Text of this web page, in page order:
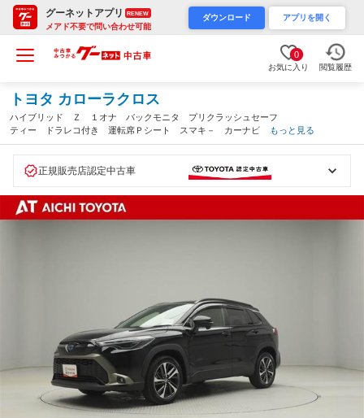
グーネットアプリ RENEW
メアド不要で問い合わせ可能
ダウンロード アプリを開く
0
お気に入り 閲覧履歴
トヨタ カローラクロス
ハイブリッド Ｚ １オナ バックモニタ プリクラッシュセーフ
ティー ドラレコ付き 運転席Ｐシート スマキ－ カーナビ Ｌ
ＥＤヘッドライト 横滑防止装置 イモビ メディアプレイヤー接
もっと見る
正規販売店認定中古車